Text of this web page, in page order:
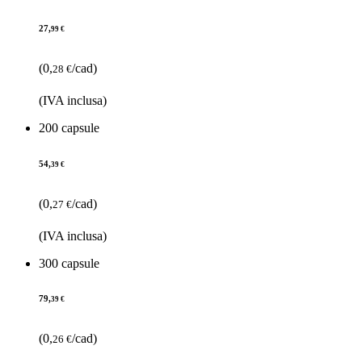
27,99 €
(0,28 €/cad)
(IVA inclusa)
200 capsule
54,39 €
(0,27 €/cad)
(IVA inclusa)
300 capsule
79,39 €
(0,26 €/cad)